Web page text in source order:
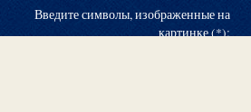
Введите символы, изображенные на
картинке (*):